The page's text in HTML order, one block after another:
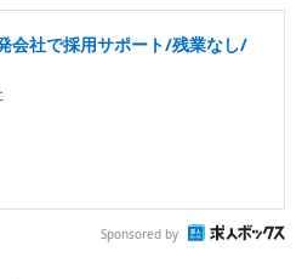
会社で採用サポート/残業なし/
Sponsored by